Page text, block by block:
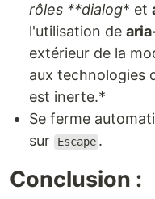
rôles **dialog* et
l'utilisation de
extérieur de la
aux technologies
est inerte.*
Se ferme
sur
Escape .
Conclusion :